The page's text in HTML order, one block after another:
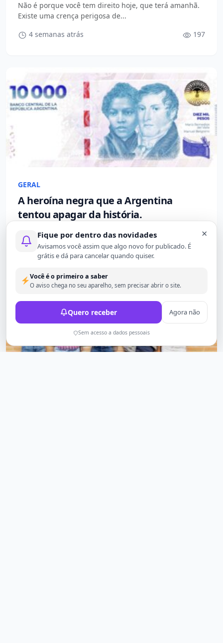
Não é porque você tem direito hoje, que terá amanhã.
Existe uma crença perigosa de...
4 semanas atrás
197
GERAL
A heroína negra que a Argentina
tentou apagar da história.
Esta é mais uma história que não te contaram na
escola. Entre 1766 e 1767,...
1 mês atrás
×
Fique por dentro das novidades
Avisamos você assim que algo novo for publicado. É
grátis e dá para cancelar quando quiser.
Você é o primeiro a saber
O aviso chega no seu aparelho, sem precisar abrir o site.
Quero receber Agora não
Sem acesso a dados pessoais